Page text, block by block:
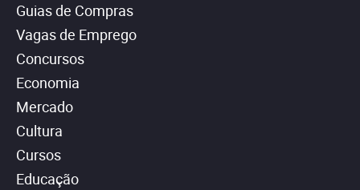
Guias de Compras
Vagas de Emprego
Concursos
Economia
Mercado
Cultura
Cursos
Educação